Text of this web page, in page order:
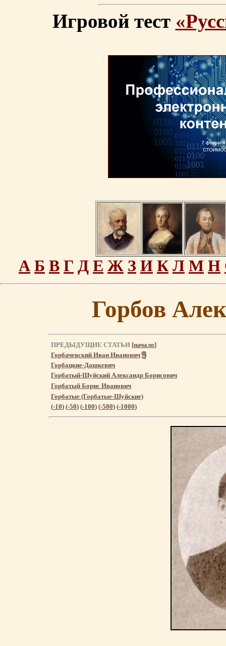
Игровой тест
А Б В Г Д Е Ж З И К Л М Н
Горбов
ПРЕДЫДУЩИЕ СТАТЬИ [начало]
Горбачевский Иван Иванович
Горбацкие-Дашкевич
Горбатый-Шуйский Александр Борисович
Горбатый Борис Иванович
Горбатые (Горбатые-Шуйские)
(-10) (-50) (-100) (-500) (-1000)